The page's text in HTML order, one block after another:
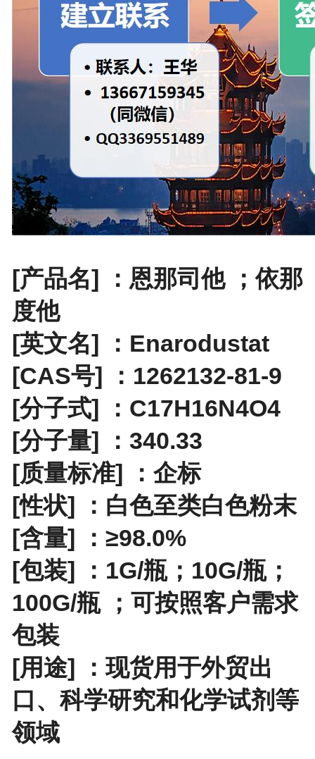
[产品名] ： 恩那司他；依那
度他
[英文名] ：Enarodustat
[CAS号] ：1262132-81-9
[分子式] ：C17H16N4O4
[分子量] ：340.33
[质量标准] ：企标
[性状] ：白色至类白色粉末
[含量] ：≥98.0%
[包装] ： 1G/瓶；10G/瓶；
100G/瓶； 可按照客户需求
包装
[用途] ：现货用于外贸出
口、科学研究和化学试剂等
领域